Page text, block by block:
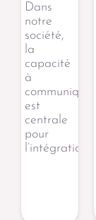
Dans
notre
société,
la
capacité
à
communiquer
est
centrale
pour
l’intégration…